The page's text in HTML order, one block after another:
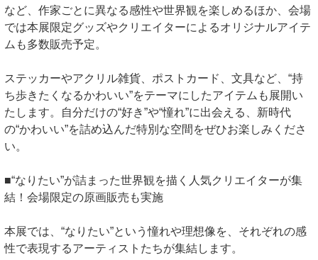
など、作家ごとに異なる感性や世界観を楽しめるほか、会場
では本展限定グッズやクリエイターによるオリジナルアイテ
ムも多数販売予定。
ステッカーやアクリル雑貨、ポストカード、文具など、“持
ち歩きたくなるかわいい”をテーマにしたアイテムも展開い
たします。自分だけの“好き”や“憧れ”に出会える、新時代
の“かわいい”を詰め込んだ特別な空間をぜひお楽しみくださ
い。
■“なりたい”が詰まった世界観を描く人気クリエイターが集
結！会場限定の原画販売も実施
本展では、“なりたい”という憧れや理想像を、それぞれの感
性で表現するアーティストたちが集結します。